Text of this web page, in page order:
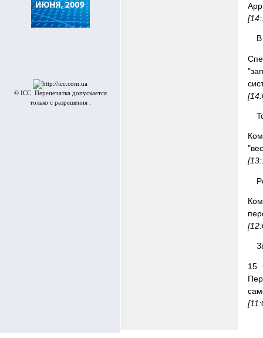
© ICC. Перепечатка допускается
только с разрешения .
15